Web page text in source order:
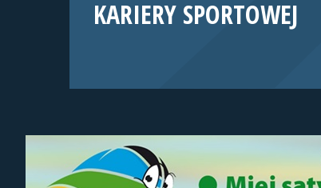
KARIERY SPORTOWEJ